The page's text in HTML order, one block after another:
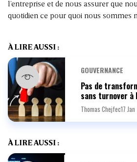
l’entreprise et de nous assurer que
quotidien ce pour quoi nous sommes
À LIRE AUSSI :
GOUVERNANCE
Pas de
sans turnover à
Thomas Chejfec17 Jan
À LIRE AUSSI :